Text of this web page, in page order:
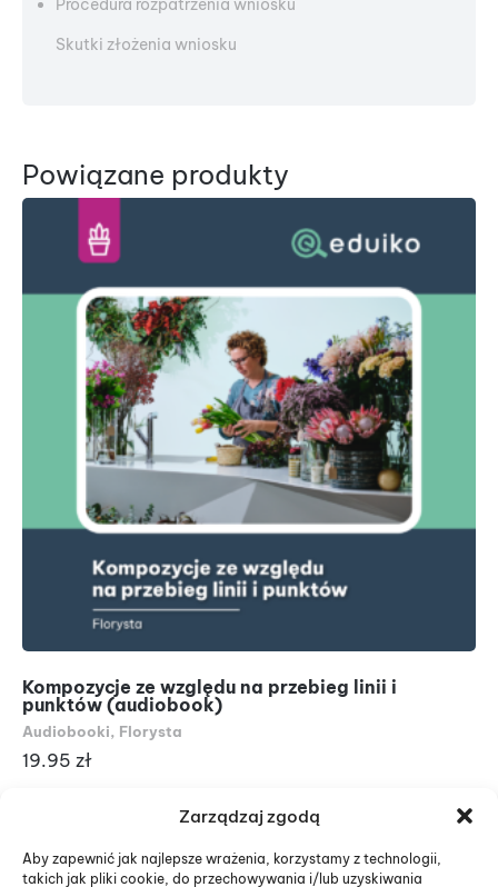
Zarządzaj zgodą
Aby zapewnić jak najlepsze wrażenia, korzystamy z technologii,
takich jak pliki cookie, do przechowywania i/lub uzyskiwania
Procedura rozpatrzenia wniosku
Skutki złożenia wniosku
Powiązane produkty
Kompozycje ze względu na przebieg linii i
punktów (audiobook)
Audiobooki, Florysta
19.95 zł